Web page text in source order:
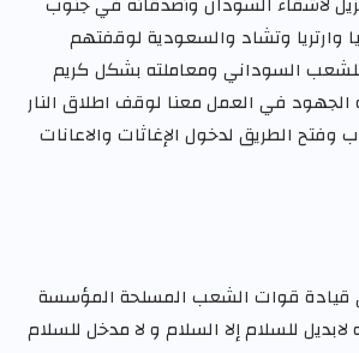
وارتريا وتشاد والسعودية لوقفتهم
السوداني ومعاملته بشكل كريم
في العمل معنا لوقف اطلاق النار
وفتح الطريق لدخول الإغاثات والاعانات
قيادة قوات الشعب المسلحة المؤسسة
لابديل للسلام إلا السلام و لا مدخل للسلام